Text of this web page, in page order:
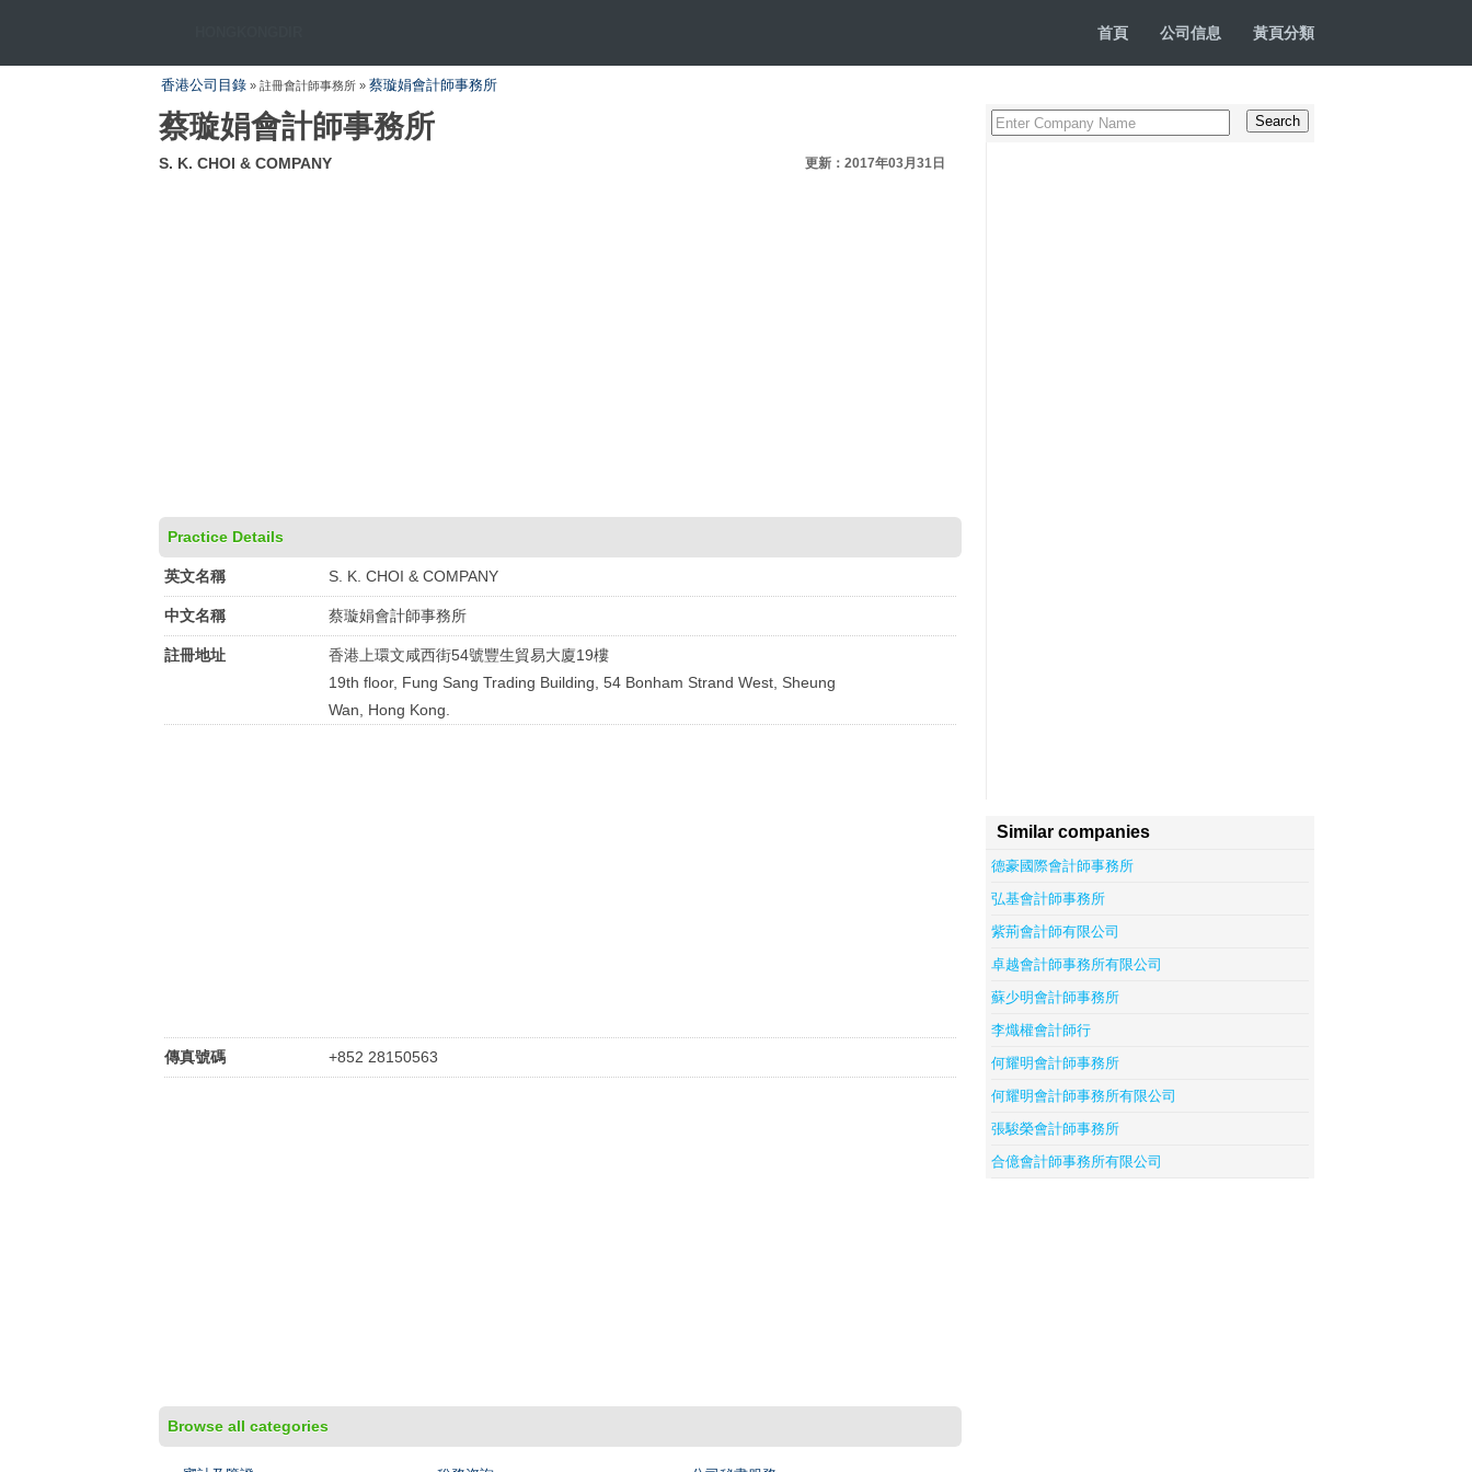
首頁 公司信息 黃頁分類
香港公司目錄 » 註冊會計師事務所 » 蔡璇娟會計師事務所
蔡璇娟會計師事務所
S. K. CHOI & COMPANY 更新：2017年03月31日
Practice Details
英文名稱 S. K. CHOI & COMPANY
中文名稱 蔡璇娟會計師事務所
註冊地址
香港上環文咸西街54號豐生貿易大廈19樓
19th floor, Fung Sang Trading Building, 54 Bonham Strand West, Sheung
Wan, Hong Kong.
傳真號碼 +852 28150563
Browse all categories
Similar companies
德豪國際會計師事務所
弘基會計師事務所
紫荊會計師有限公司
卓越會計師事務所有限公司
蘇少明會計師事務所
李熾權會計師行
何耀明會計師事務所
何耀明會計師事務所有限公司
張駿榮會計師事務所
合億會計師事務所有限公司